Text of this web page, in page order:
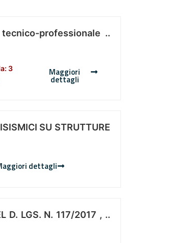
professionale ..
3
Maggiori
dettagli
SU STRUTTURE
dettagli
D. LGS. N. 117/2017 , ..